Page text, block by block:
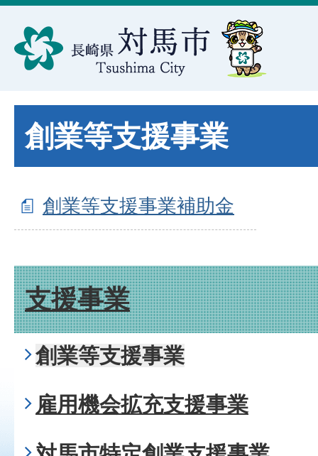
創業等支援事業
創業等支援事業補助金
支援事業
創業等支援事業
雇用機会拡充支援事業